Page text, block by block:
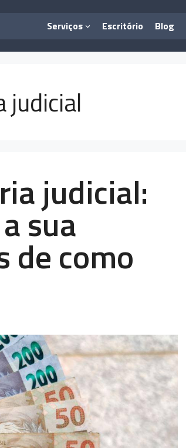
Serviços Escritório Blog
judicial
judicial:
sua
de como